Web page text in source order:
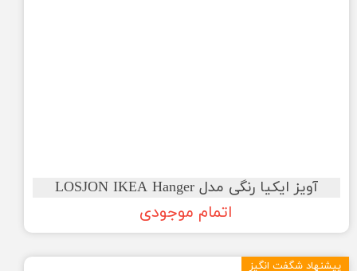
آویز ایکیا رنگی مدل LOSJON IKEA Hanger
اتمام موجودی
پیشنهاد شگفت انگیز